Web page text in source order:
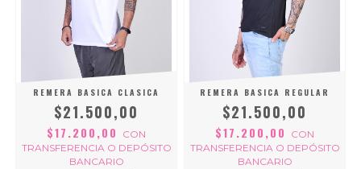
REMERA BASICA CLASICA
$21.500,00
$17.200,00
CON
TRANSFERENCIA O DEPÓSITO
BANCARIO
REMERA BASICA REGULAR
$21.500,00
$17.200,00
CON
TRANSFERENCIA O DEPÓSITO
BANCARIO